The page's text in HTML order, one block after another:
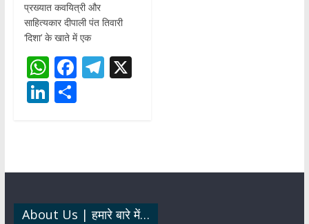
प्रख्यात कवयित्री और
साहित्यकार दीपाली पंत तिवारी
‘दिशा’ के खाते में एक
W
h
at
p
p
F
ac
e
o
k
T
m
X
Li
dI
n
S
About Us | हमारे बारे में…